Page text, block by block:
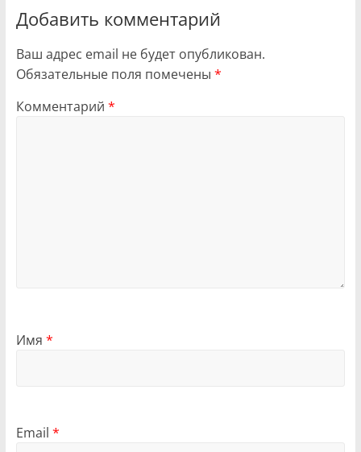
Добавить комментарий
Ваш адрес email не будет опубликован.
Обязательные поля помечены *
Комментарий *
Имя *
Email *